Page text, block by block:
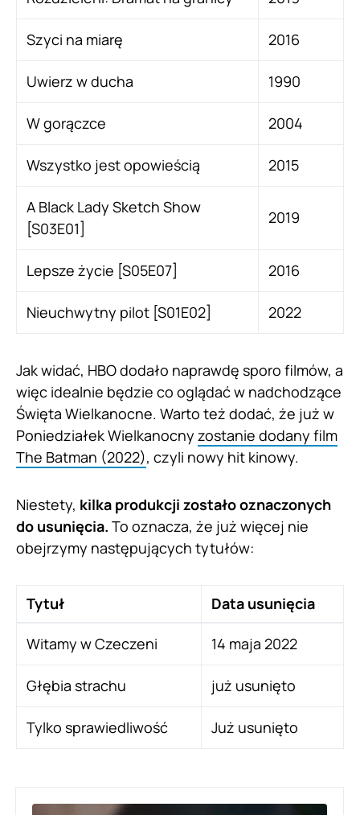
Szyci na miarę 2016
Uwierz w ducha 1990
W gorączce 2004
Wszystko jest opowieścią 2015
A Black Lady Sketch Show
[S03E01]
2019
Lepsze życie [S05E07] 2016
Nieuchwytny pilot [S01E02] 2022
Jak widać, HBO dodało naprawdę sporo filmów, a
więc idealnie będzie co oglądać w nadchodzące
Święta Wielkanocne. Warto też dodać, że już w
Poniedziałek Wielkanocny zostanie dodany film
The Batman (2022), czyli nowy hit kinowy.
Niestety, kilka produkcji zostało oznaczonych
do usunięcia. To oznacza, że już więcej nie
obejrzymy następujących tytułów:
Tytuł Data usunięcia
Witamy w Czeczeni 14 maja 2022
Głębia strachu już usunięto
Tylko sprawiedliwość Już usunięto